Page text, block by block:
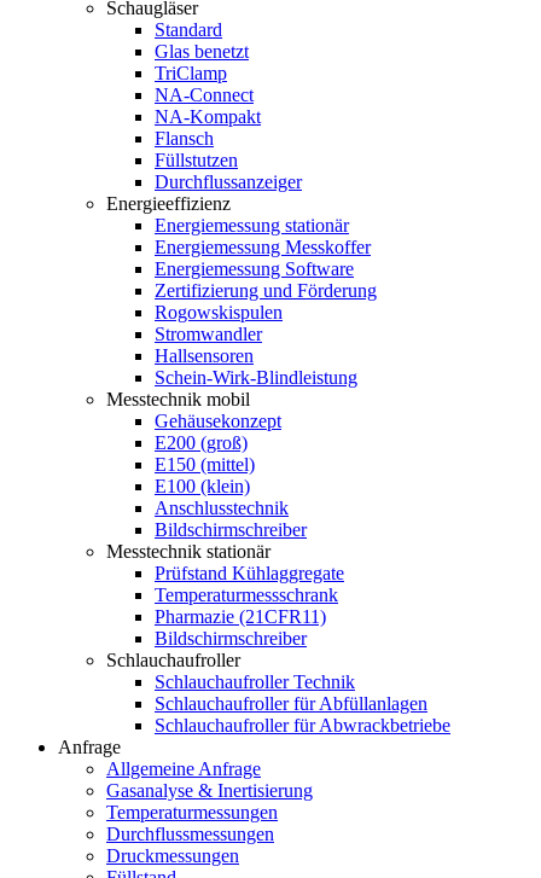
Schaugläser
Standard
Glas benetzt
TriClamp
NA-Connect
NA-Kompakt
Flansch
Füllstutzen
Durchflussanzeiger
Energieeffizienz
Energiemessung stationär
Energiemessung Messkoffer
Energiemessung Software
Zertifizierung und Förderung
Rogowskispulen
Stromwandler
Hallsensoren
Schein-Wirk-Blindleistung
Messtechnik mobil
Gehäusekonzept
E200 (groß)
E150 (mittel)
E100 (klein)
Anschlusstechnik
Bildschirmschreiber
Messtechnik stationär
Prüfstand Kühlaggregate
Temperaturmessschrank
Pharmazie (21CFR11)
Bildschirmschreiber
Schlauchaufroller
Schlauchaufroller Technik
Schlauchaufroller für Abfüllanlagen
Schlauchaufroller für Abwrackbetriebe
Anfrage
Allgemeine Anfrage
Gasanalyse & Inertisierung
Temperaturmessungen
Durchflussmessungen
Druckmessungen